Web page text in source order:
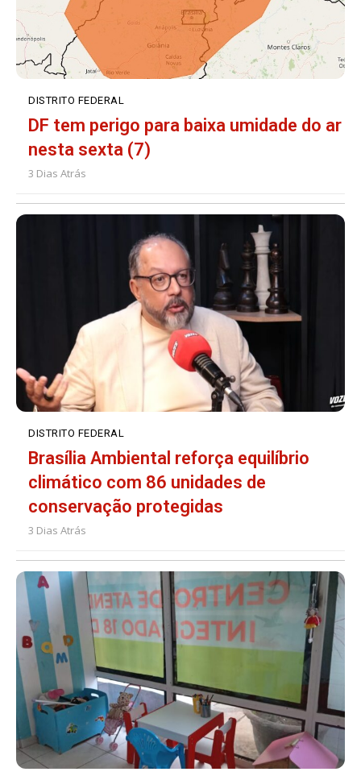
DISTRITO FEDERAL
DF tem perigo para baixa umidade do ar
nesta sexta (7)
3 Dias Atrás
DISTRITO FEDERAL
Brasília Ambiental reforça equilíbrio
climático com 86 unidades de
conservação protegidas
3 Dias Atrás